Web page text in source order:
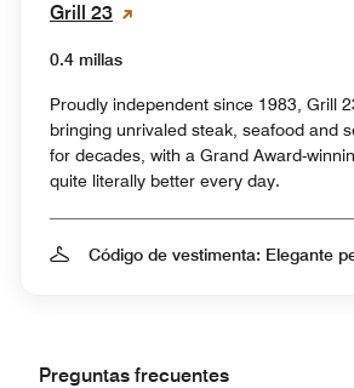
Grill 23
0.4 millas
Proudly independent since 1983, Grill
bringing unrivaled steak, seafood and
for decades, with a Grand Award-
quite literally better every day.
Código de vestimenta: Elegante
Preguntas frecuentes